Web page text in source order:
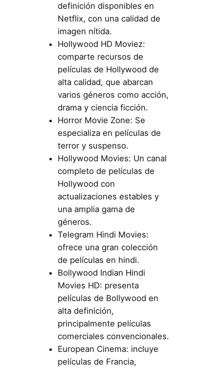
definición disponibles en
Netflix, con una calidad de
imagen nítida.
Hollywood HD Moviez:
comparte recursos de
películas de Hollywood de
alta calidad, que abarcan
varios géneros como acción,
drama y ciencia ficción.
Horror Movie Zone: Se
especializa en películas de
terror y suspenso.
Hollywood Movies: Un canal
completo de películas de
Hollywood con
actualizaciones estables y
una amplia gama de
géneros.
Telegram Hindi Movies:
ofrece una gran colección
de películas en hindi.
Bollywood Indian Hindi
Movies HD: presenta
películas de Bollywood en
alta definición,
principalmente películas
comerciales convencionales.
European Cinema: incluye
películas de Francia,